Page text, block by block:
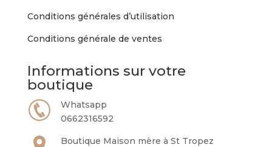
Conditions générales d’utilisation
Conditions générale de ventes
Informations sur votre
boutique
Whatsapp
0662316592
Boutique Maison mère à St Tropez